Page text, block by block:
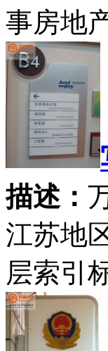
事房地
描述：
江苏地
层索引